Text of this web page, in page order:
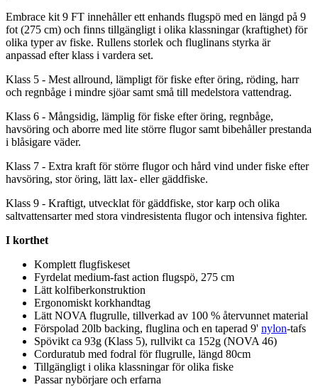
Embrace kit 9 FT innehåller ett enhands flugspö med en längd på 9
fot (275 cm) och finns tillgängligt i olika klassningar (kraftighet) för
olika typer av fiske. Rullens storlek och fluglinans styrka är
anpassad efter klass i vardera set.
Klass 5 - Mest allround, lämpligt för fiske efter öring, röding, harr
och regnbåge i mindre sjöar samt små till medelstora vattendrag.
Klass 6 - Mångsidig, lämplig för fiske efter öring, regnbåge,
havsöring och aborre med lite större flugor samt bibehåller prestanda
i blåsigare väder.
Klass 7 - Extra kraft för större flugor och hård vind under fiske efter
havsöring, stor öring, lätt lax- eller gäddfiske.
Klass 9 - Kraftigt, utvecklat för gäddfiske, stor karp och olika
saltvattensarter med stora vindresistenta flugor och intensiva fighter.
I korthet
Komplett flugfiskeset
Fyrdelat medium-fast action flugspö, 275 cm
Lätt kolfiberkonstruktion
Ergonomiskt korkhandtag
Lätt NOVA flugrulle, tillverkad av 100 % återvunnet material
Förspolad 20lb backing, fluglina och en taperad 9' nylon-tafs
Spövikt ca 93g (Klass 5), rullvikt ca 152g (NOVA 46)
Corduratub med fodral för flugrulle, längd 80cm
Tillgängligt i olika klassningar för olika fiske
Passar nybörjare och erfarna